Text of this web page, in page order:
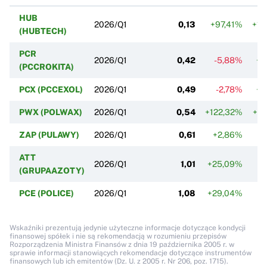
HUB
(HUBTECH)
2026/Q1 0,13 +97,41%
PCR
(PCCROKITA)
2026/Q1 0,42 -5,88%
PCX (PCCEXOL) 2026/Q1 0,49 -2,78%
PWX (POLWAX) 2026/Q1 0,54 +122,32%
ZAP (PULAWY) 2026/Q1 0,61 +2,86%
ATT
(GRUPAAZOTY)
2026/Q1 1,01 +25,09%
PCE (POLICE) 2026/Q1 1,08 +29,04%
Wskaźniki prezentują jedynie użyteczne informacje dotyczące kondycji
finansowej spółek i nie są rekomendacją w rozumieniu przepisów
Rozporządzenia Ministra Finansów z dnia 19 października 2005 r. w
sprawie informacji stanowiących rekomendacje dotyczące instrumentów
finansowych lub ich emitentów (Dz. U. z 2005 r. Nr 206, poz. 1715).